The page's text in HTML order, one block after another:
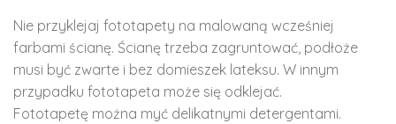
Nie przyklejaj fototapety na malowaną wcześniej
farbami ścianę. Ścianę trzeba zagruntować, podłoże
musi być zwarte i bez domieszek lateksu. W innym
przypadku fototapeta może się odklejać.
Fototapetę można myć delikatnymi detergentami.